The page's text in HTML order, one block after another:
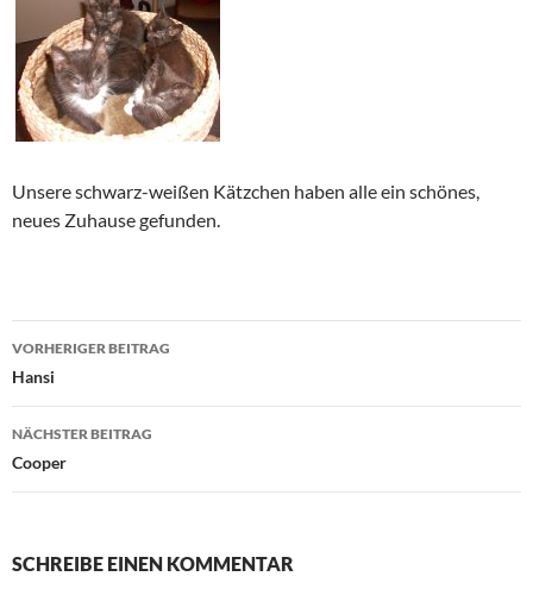
Unsere schwarz-weißen Kätzchen haben alle ein schönes,
neues Zuhause gefunden.
Beitragsnavigation
VORHERIGER BEITRAG
Hansi
NÄCHSTER BEITRAG
Cooper
SCHREIBE EINEN KOMMENTAR